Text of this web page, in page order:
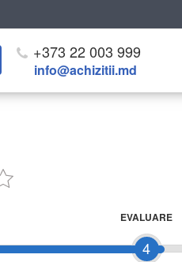
+373 22 003 999
info@achizitii.md
4
EVALUARE